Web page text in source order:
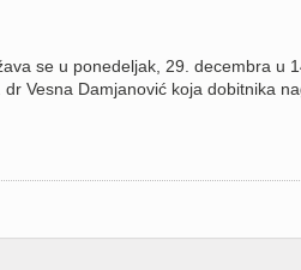
se u ponedeljak, 29. decembra u
Vesna Damjanović koja dobitnika